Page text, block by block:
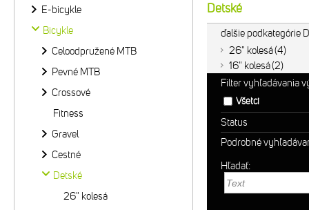
Detské
ďalšie podkategórie
26" kolesá 4
16" kolesá 2
Filter vyhľadávania
Všetci
Status
Podrobné
Hľadať:
E-bicykle
Bicykle
Celoodpružené MTB
Pevné MTB
Crossové
Fitness
Gravel
Cestné
Detské
26" kolesá